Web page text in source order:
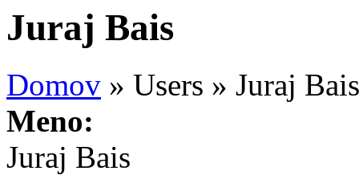
Juraj Bais
Domov » Users » Juraj Bais
Meno:
Juraj Bais